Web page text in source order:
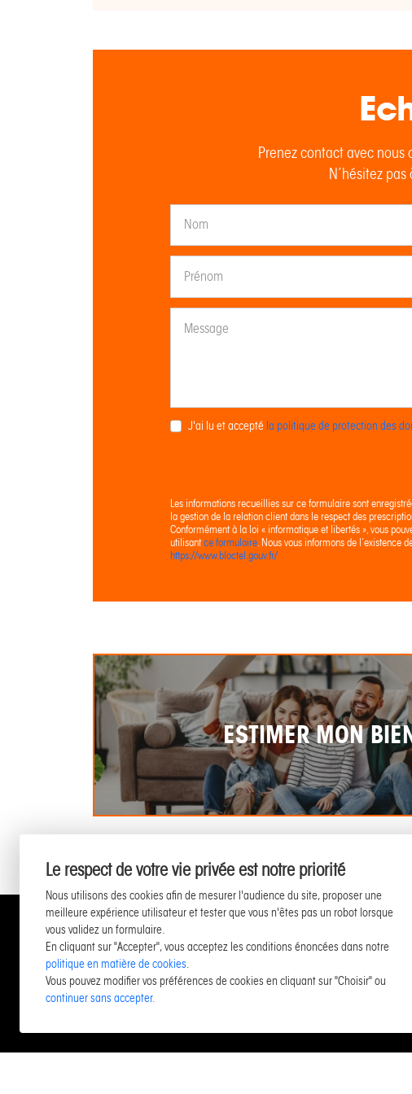
Le respect de votre vie privée est notre priorité
Nous utilisons des cookies afin de mesurer l'audience du site, proposer une
meilleure expérience utilisateur et tester que vous n'êtes pas un robot lorsque
vous validez un formulaire.
En cliquant sur "Accepter", vous acceptez les conditions énoncées dans notre
politique en matière de cookies.
Vous pouvez modifier vos préférences de cookies en cliquant sur "Choisir" ou
continuer sans accepter.
Prenez contact avec
N’hésitez
J'ai lu et accepté la politique de protection des
Les informations recueillies sur ce formulaire sont
la gestion de la relation client dans le respect des
Conformément à la loi « informatique et libertés », vous
utilisant ce formulaire . Nous vous informons de
https://www.bloctel.gouv.fr/
ESTIMER MON
Mentions